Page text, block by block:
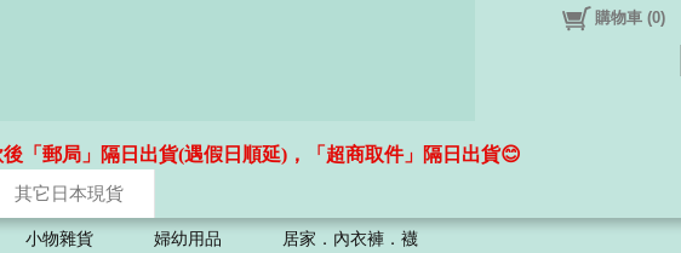
其它日本現貨
購物車 (0)
「郵局」隔日出貨(遇假日順延)，「超商取件」隔日出貨😊
小物雜貨 婦幼用品 居家．內衣褲．襪